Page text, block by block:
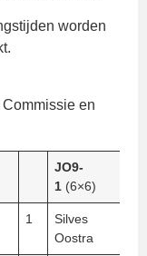
worden
en
JO9-
1 (6×6)
1
Silves
Oostra